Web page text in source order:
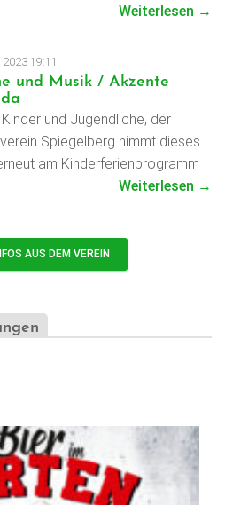
Weiterlesen →
19:11
und Musik / Akzente
und Jugendliche, der
Spiegelberg nimmt dieses
am Kinderferienprogramm
Weiterlesen →
AUS DEM VEREIN